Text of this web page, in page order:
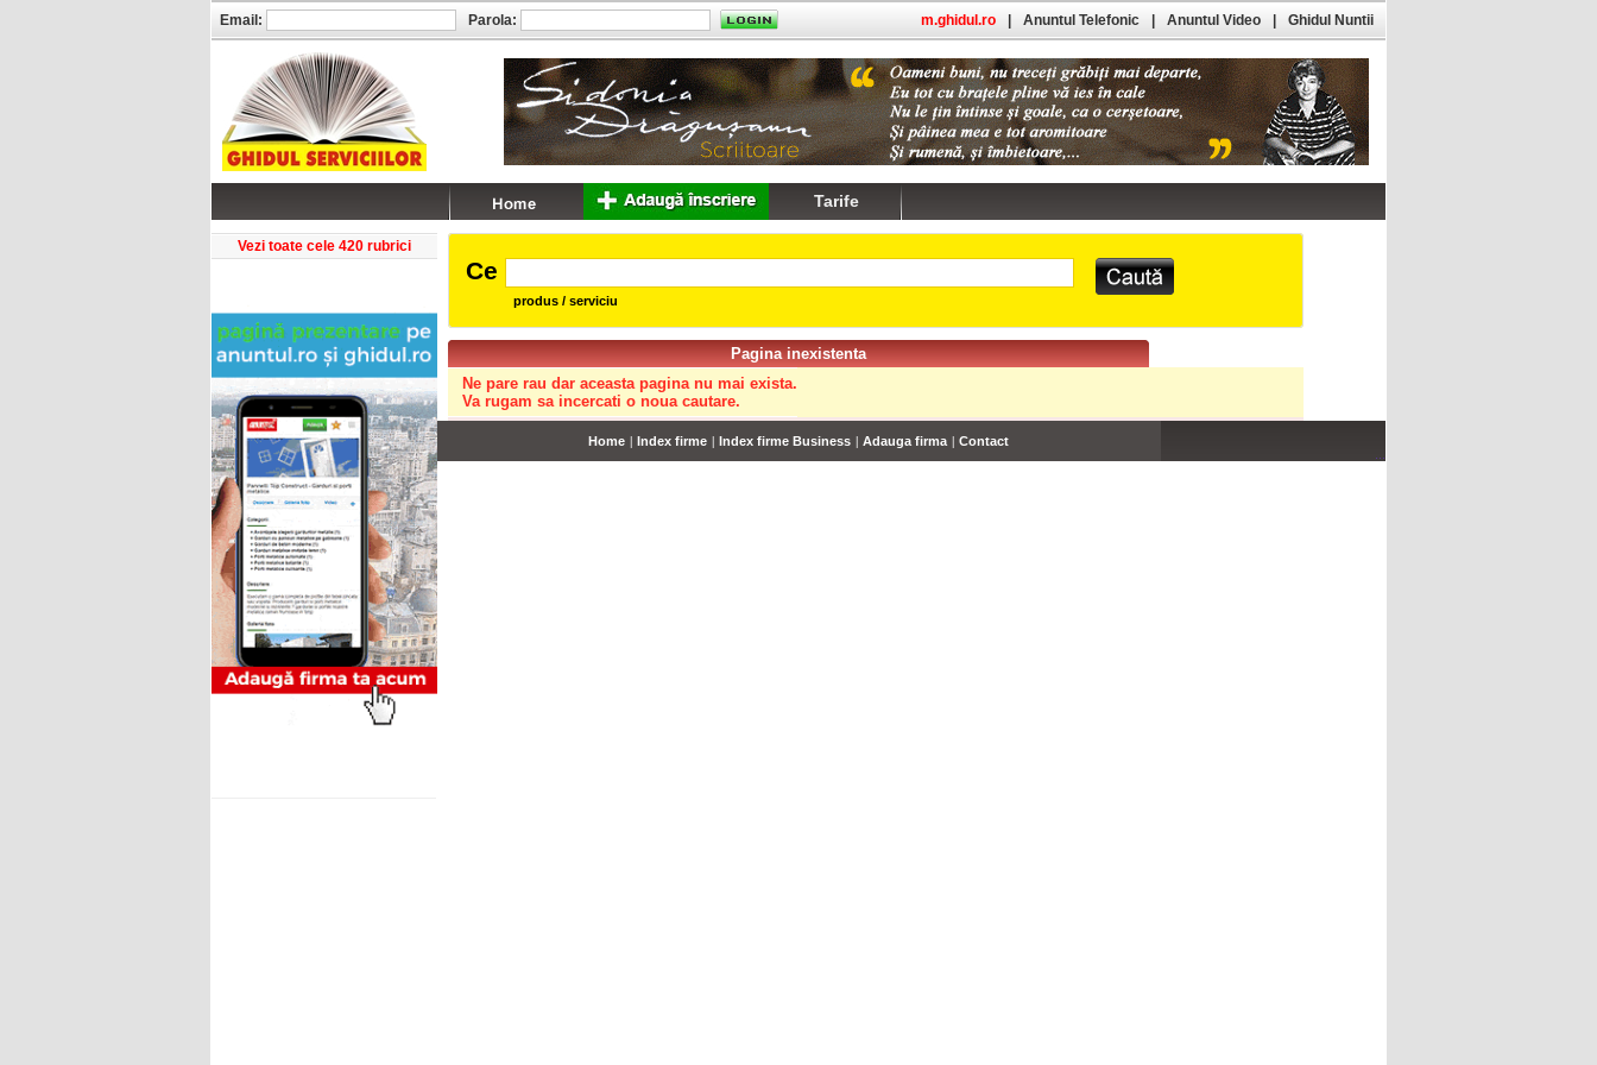
Vezi toate cele 420 rubrici
Ce
produs / serviciu
Pagina inexistenta
Ne pare rau dar aceasta pagina nu mai exista.
Va rugam sa incercati o noua cautare.
Email: Parola: m.ghidul.ro Anuntul Telefonic Anuntul Video Ghidul Nuntii
Tarife
Copyright © GHIDUL 2026
Toate drepturile rezervate
Home | Index firme | Index firme Business | Adauga firma | Contact